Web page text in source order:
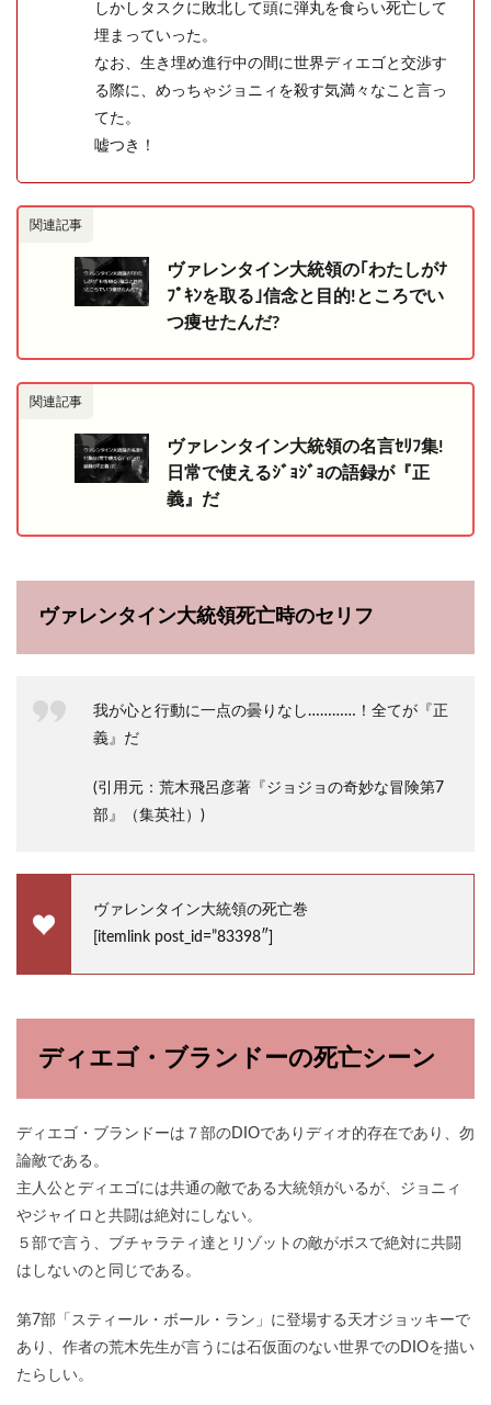
しかしタスクに敗北して頭に弾丸を食らい死亡して
埋まっていった。
なお、生き埋め進行中の間に世界ディエゴと交渉す
る際に、めっちゃジョニィを殺す気満々なこと言っ
てた。
嘘つき！
関連記事
ヴァレンタイン大統領の｢わたしがﾅ
ﾌﾟｷﾝを取る｣信念と目的!ところでい
つ痩せたんだ?
関連記事
ヴァレンタイン大統領の名言ｾﾘﾌ集!
日常で使えるｼﾞｮｼﾞｮの語録が『正
義』だ
ヴァレンタイン大統領死亡時のセリフ
我が心と行動に一点の曇りなし…………！全てが『正
義』だ
(引用元：荒木飛呂彦著『ジョジョの奇妙な冒険第7
部』（集英社）)
ヴァレンタイン大統領の死亡巻
[itemlink post_id=”83398″]
ディエゴ・ブランドーの死亡シーン
ディエゴ・ブランドーは７部のDIOでありディオ的存在であり、勿
論敵である。
主人公とディエゴには共通の敵である大統領がいるが、ジョニィ
やジャイロと共闘は絶対にしない。
５部で言う、ブチャラティ達とリゾットの敵がボスで絶対に共闘
はしないのと同じである。
第7部「スティール・ボール・ラン」に登場する天才ジョッキーで
あり、作者の荒木先生が言うには石仮面のない世界でのDIOを描い
たらしい。